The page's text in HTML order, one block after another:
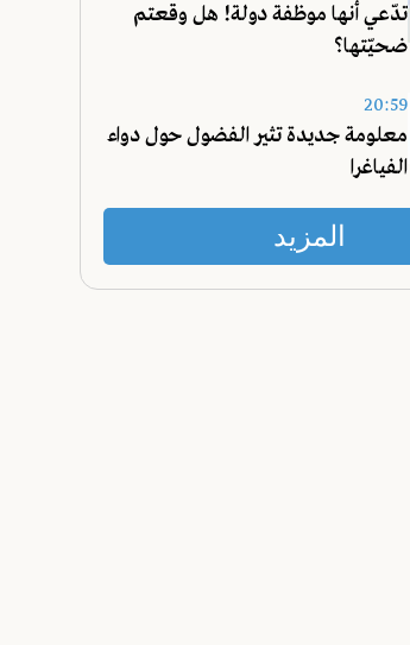
تدّعي أنها موظفة دولة! هل وقعتم
ضحيّتها؟
20:59
معلومة جديدة تثير الفضول حول دواء
الفياغرا
المزيد